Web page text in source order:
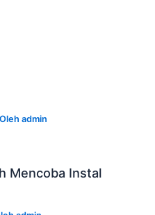
admin
Mencoba Instal